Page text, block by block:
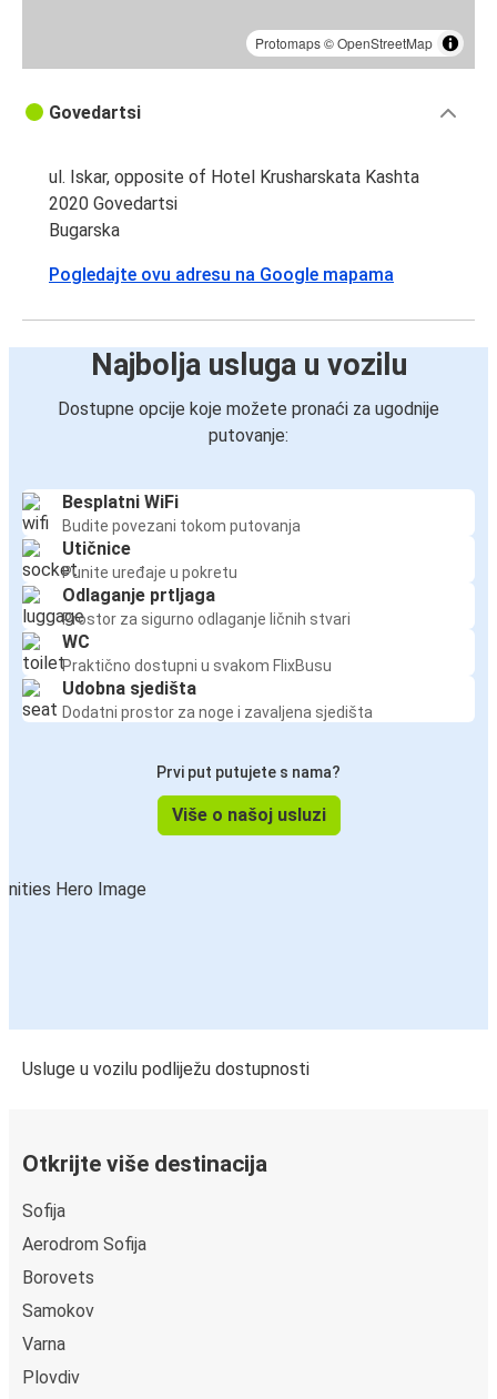
Protomaps©OpenStreetMap
Govedartsi
ul. Iskar, opposite of Hotel Krusharskata Kashta
2020 Govedartsi
Bugarska
Pogledajte ovu adresu na Google mapama
Najbolja usluga u vozilu
Dostupne opcije koje možete pronaći za ugodnije
putovanje:
Besplatni WiFi
Budite povezani tokom putovanja
Utičnice
Punite uređaje u pokretu
Odlaganje prtljaga
Prostor za sigurno odlaganje ličnih stvari
WC
Praktično dostupni u svakom FlixBusu
Udobna sjedišta
Dodatni prostor za noge i zavaljena sjedišta
Prvi put putujete s nama?
Više o našoj usluzi
Usluge u vozilu podliježu dostupnosti
Otkrijte više destinacija
Sofija
Aerodrom Sofija
Borovets
Samokov
Varna
Plovdiv